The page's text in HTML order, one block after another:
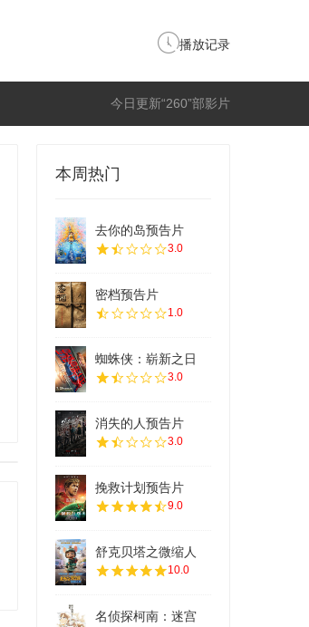
播放记录
今日更新“260”部影片
本周热门
去你的岛预告片
3.0
密档预告片
1.0
蜘蛛侠：崭新之日
3.0
消失的人预告片
3.0
挽救计划预告片
9.0
舒克贝塔之微缩人
10.0
名侦探柯南：迷宫